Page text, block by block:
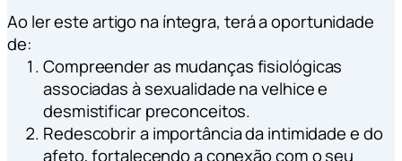
Ao ler este artigo na íntegra, terá a oportunidade
de:
Compreender as mudanças fisiológicas
associadas à sexualidade na velhice e
desmistificar preconceitos.
Redescobrir a importância da intimidade e do
afeto, fortalecendo a conexão com o seu